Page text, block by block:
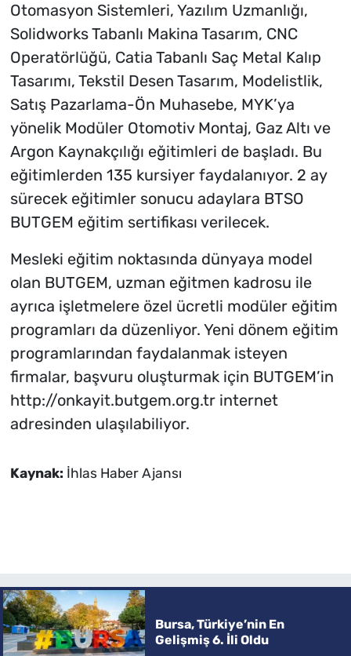
Otomasyon Sistemleri, Yazılım Uzmanlığı,
Solidworks Tabanlı Makina Tasarım, CNC
Operatörlüğü, Catia Tabanlı Saç Metal Kalıp
Tasarımı, Tekstil Desen Tasarım, Modelistlik,
Satış Pazarlama-Ön Muhasebe, MYK’ya
yönelik Modüler Otomotiv Montaj, Gaz Altı ve
Argon Kaynakçılığı eğitimleri de başladı. Bu
eğitimlerden 135 kursiyer faydalanıyor. 2 ay
sürecek eğitimler sonucu adaylara BTSO
BUTGEM eğitim sertifikası verilecek.
Mesleki eğitim noktasında dünyaya model
olan BUTGEM, uzman eğitmen kadrosu ile
ayrıca işletmelere özel ücretli modüler eğitim
programları da düzenliyor. Yeni dönem eğitim
programlarından faydalanmak isteyen
firmalar, başvuru oluşturmak için BUTGEM’in
http://onkayit.butgem.org.tr internet
adresinden ulaşılabiliyor.
Kaynak: İhlas Haber Ajansı
Bursa, Türkiye’nin En
Gelişmiş 6. İli Oldu